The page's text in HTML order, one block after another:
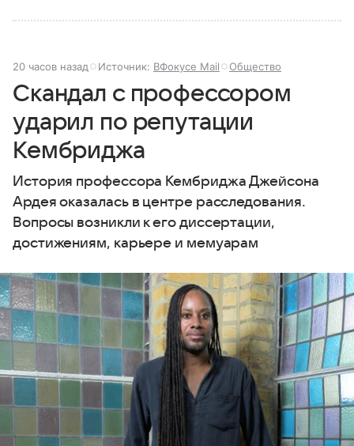
20 часов назад Источник: ВФокусе Mail Общество
Скандал с профессором
ударил по репутации
Кембриджа
История профессора Кембриджа Джейсона
Ардея оказалась в центре расследования.
Вопросы возникли к его диссертации,
достижениям, карьере и мемуарам